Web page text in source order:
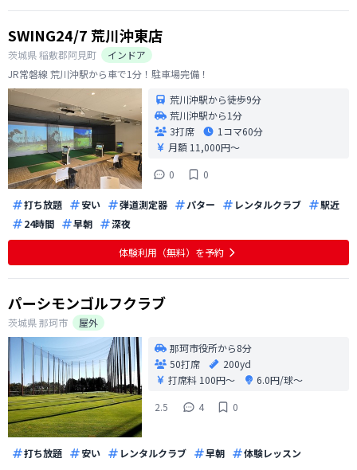
SWING24/7 荒川沖東店
茨城県稲敷郡阿見町
インドア
JR常磐線 荒川沖駅から車で1分！駐車場完備！
荒川沖駅から徒歩9分
荒川沖駅から1分
3打席
1コマ60分
月額 11,000円〜
0
0
打ち放題 安い 弾道測定器 パター レンタルクラブ
駅近
24時間
早朝 深夜
体験利用（無料）を予約
パーシモンゴルフクラブ
茨城県那珂市
屋外
那珂市役所から8分
50打席
200yd
打席料 100円〜
6.0円/球〜
2.5
4 0
打ち放題 安い レンタルクラブ 早朝 体験レッスン